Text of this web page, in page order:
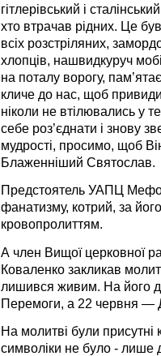
гітлерівський і
хто втрачав рідних. Це
всіх розстріляних,
хлопців, нашвидкуруч
на поталу ворогу,
кличе до нас, щоб
ніколи не втілювались у
себе роз’єднати і знову
мудрості, просимо, щоб
Блаженніший Святослав.
Предстоятель УАПЦ
фанатизму, котрий, за
кровопролиттям.
А член Вищої церковної
Коваленко закликав
лишився живим. На його
Перемоги, а 22 червня —
На молитві були присутні
символіки не було - лише